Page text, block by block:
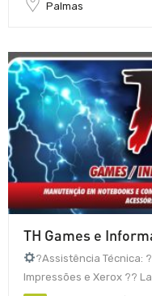
Palmas
TH Games e
?Assistência Técnica:
Impressões e Xerox ?‍?